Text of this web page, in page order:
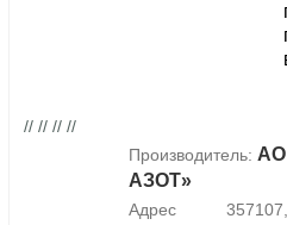
// // // //
Производитель:
АЗОТ»
Адрес